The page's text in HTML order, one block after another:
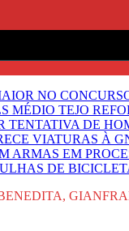
NO
MÉDIO TEJO
TENTATIVA DE
VIATURAS À
ARMAS EM
DE